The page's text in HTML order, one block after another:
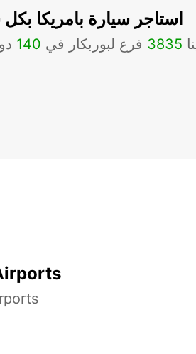
استاجر سيارة بامريكا
3835 فرع لبوربكار في 140